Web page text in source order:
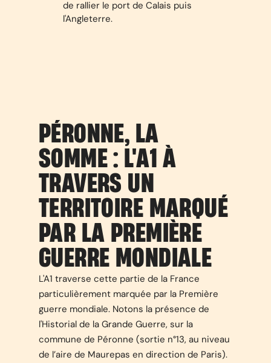
de rallier le port de Calais puis
l'Angleterre.
PÉRONNE, LA
SOMME : L'A1 À
TRAVERS UN
TERRITOIRE MARQUÉ
PAR LA PREMIÈRE
GUERRE MONDIALE
L'A1 traverse cette partie de la France
particulièrement marquée par la Première
guerre mondiale. Notons la présence de
l'Historial de la Grande Guerre, sur la
commune de Péronne (sortie n°13, au niveau
de l’aire de Maurepas en direction de Paris).